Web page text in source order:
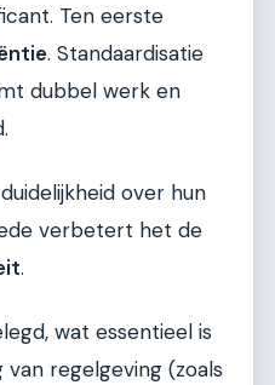
Ten eerste
. Standaardisatie
dubbel werk en
over hun
verbetert het de
.
wat essentieel is
regelgeving (zoals